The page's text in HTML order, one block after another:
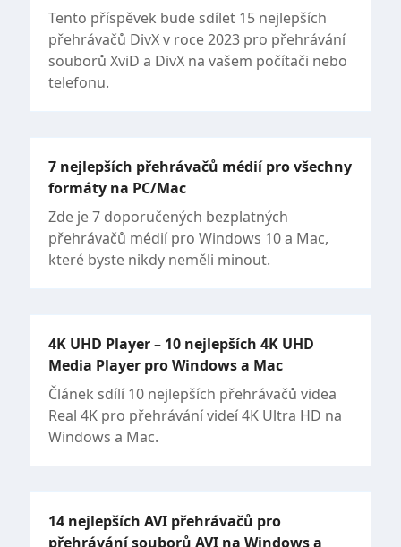
Tento příspěvek bude sdílet 15 nejlepších
přehrávačů DivX v roce 2023 pro přehrávání
souborů XviD a DivX na vašem počítači nebo
telefonu.
7 nejlepších přehrávačů médií pro všechny
formáty na PC/Mac
Zde je 7 doporučených bezplatných
přehrávačů médií pro Windows 10 a Mac,
které byste nikdy neměli minout.
4K UHD Player – 10 nejlepších 4K UHD
Media Player pro Windows a Mac
Článek sdílí 10 nejlepších přehrávačů videa
Real 4K pro přehrávání videí 4K Ultra HD na
Windows a Mac.
14 nejlepších AVI přehrávačů pro
přehrávání souborů AVI na Windows a